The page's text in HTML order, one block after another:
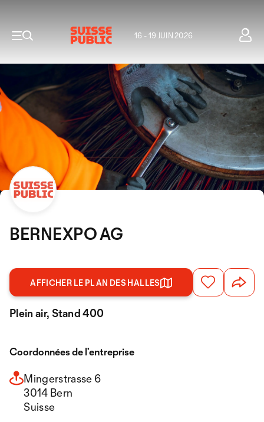
16 - 19 JUIN 2026
BERNEXPO AG
AFFICHER LE PLAN DES HALLES
Plein air, Stand 400
Coordonnées de l’entreprise
Mingerstrasse 6
3014 Bern
Suisse